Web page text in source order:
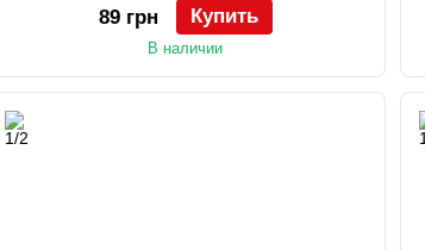
89 грн Купить
В наличии